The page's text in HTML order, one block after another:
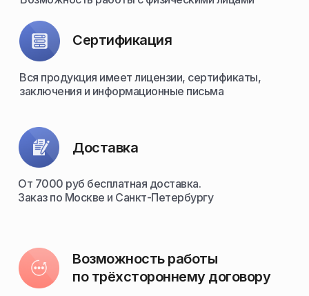
Сертификация
Вся продукция имеет лицензии, сертификаты,
заключения и информационные письма
Доставка
От 7000 руб бесплатная доставка.
Заказ по Москве и Санкт-Петербургу
Возможность работы
по трёхстороннему договору